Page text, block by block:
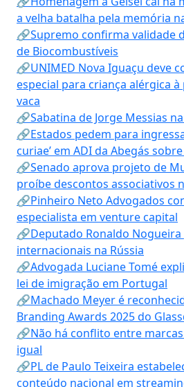
a velha batalha pela memória
🔗Supremo confirma validade
de Biocombustíveis
🔗UNIMED Nova Iguaçu deve
especial para criança alérgica
vaca
🔗Sabatina de Jorge Messias
🔗Estados pedem para
curiae’ em ADI da Abegás
🔗Senado aprova projeto de
proíbe descontos associativos
🔗Pinheiro Neto Advogados
especialista em venture capital
🔗Deputado Ronaldo
internacionais na Rússia
🔗Advogada Luciane Tomé
lei de imigração em Portugal
🔗Machado Meyer é
Branding Awards 2025 do
🔗Não há conflito entre
igual
🔗PL de Paulo Teixeira
conteúdo nacional em